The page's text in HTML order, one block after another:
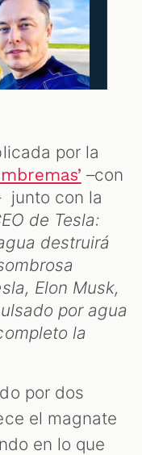
por la
–con
junto con la
de Tesla:
destruirá
Elon Musk,
por agua
la
por dos
el magnate
en lo que